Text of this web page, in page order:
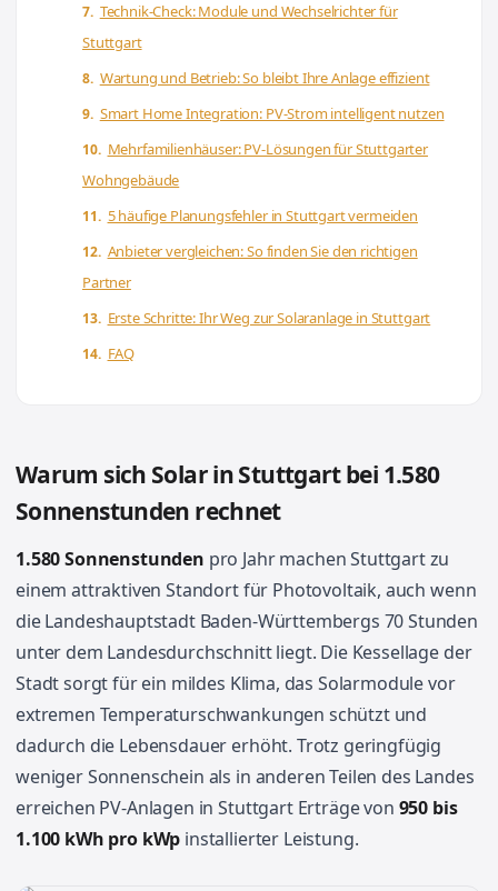
Technik-Check: Module und Wechselrichter für
Stuttgart
Wartung und Betrieb: So bleibt Ihre Anlage effizient
Smart Home Integration: PV-Strom intelligent nutzen
Mehrfamilienhäuser: PV-Lösungen für Stuttgarter
Wohngebäude
5 häufige Planungsfehler in Stuttgart vermeiden
Anbieter vergleichen: So finden Sie den richtigen
Partner
Erste Schritte: Ihr Weg zur Solaranlage in Stuttgart
FAQ
Warum sich Solar in Stuttgart bei 1.580
Sonnenstunden rechnet
1.580 Sonnenstunden pro Jahr machen Stuttgart zu
einem attraktiven Standort für Photovoltaik, auch wenn
die Landeshauptstadt Baden-Württembergs 70 Stunden
unter dem Landesdurchschnitt liegt. Die Kessellage der
Stadt sorgt für ein mildes Klima, das Solarmodule vor
extremen Temperaturschwankungen schützt und
dadurch die Lebensdauer erhöht. Trotz geringfügig
weniger Sonnenschein als in anderen Teilen des Landes
erreichen PV-Anlagen in Stuttgart Erträge von 950 bis
1.100 kWh pro kWp installierter Leistung.